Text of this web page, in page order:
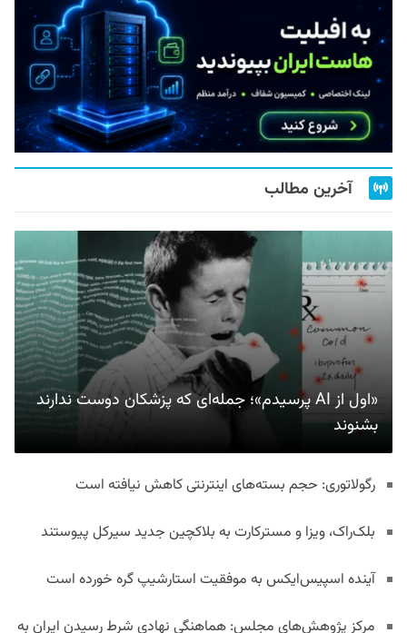
آخرین مطالب
«اول از AI پرسیدم»؛ جمله‌ای که پزشکان دوست ندارند
بشنوند
رگولاتوری: حجم بسته‌های اینترنتی کاهش نیافته است
بلک‌راک، ویزا و مسترکارت به بلاکچین جدید سیرکل پیوستند
آینده اسپیس‌ایکس به موفقیت استارشیپ گره خورده است
مرکز پژوهش‌های مجلس: هماهنگی نهادی شرط رسیدن ایران به